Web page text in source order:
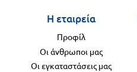
Η εταιρεία
Προφίλ
Οι άνθρωποι μας
Οι εγκαταστάσεις μας